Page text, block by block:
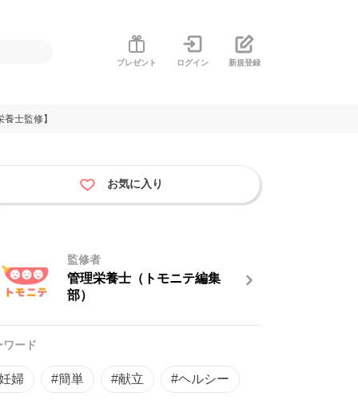
プレゼント ログイン 新規登録
士監修】
お気に入り
監修者
管理栄養士（トモニテ編集
部）
ワード
婦 #簡単 #献立 #ヘルシー